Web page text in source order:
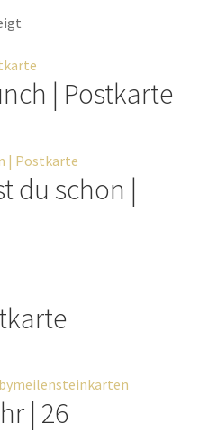
| Postkarte
du schon |
| 26